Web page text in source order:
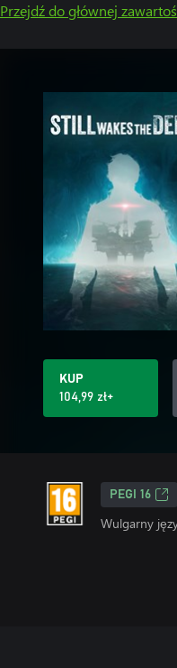
Przejdź do głównej
KUP
104,99 zł+
PEGI 16
Wulgarny